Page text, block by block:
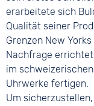
erarbeitete sich
Qualität seiner
Grenzen New
Nachfrage errichtet
im
Uhrwerke fertigen.
Um